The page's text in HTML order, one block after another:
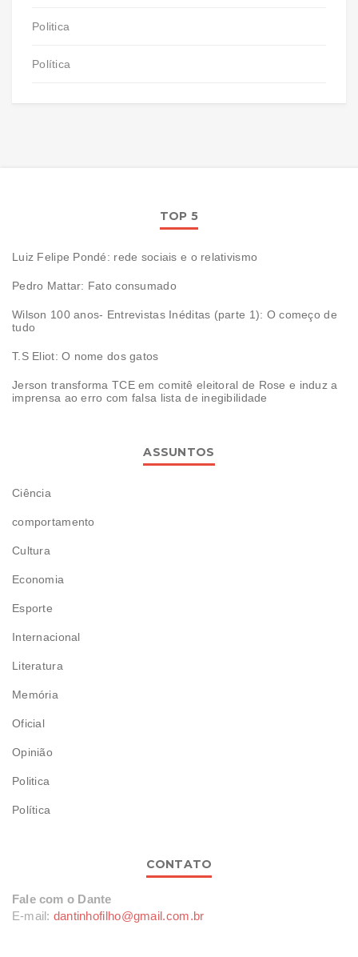
Politica
Política
TOP 5
Luiz Felipe Pondé: rede sociais e o relativismo
Pedro Mattar: Fato consumado
Wilson 100 anos- Entrevistas Inéditas (parte 1): O começo de
tudo
T.S Eliot: O nome dos gatos
Jerson transforma TCE em comitê eleitoral de Rose e induz a
imprensa ao erro com falsa lista de inegibilidade
ASSUNTOS
Ciência
comportamento
Cultura
Economia
Esporte
Internacional
Literatura
Memória
Oficial
Opinião
Politica
Política
CONTATO
Fale com o Dante
E-mail: dantinhofilho@gmail.com.br